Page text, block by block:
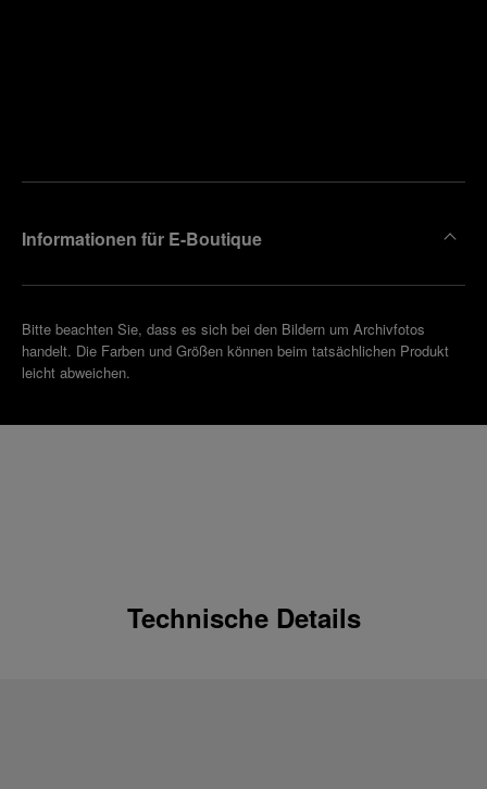
Informationen für E-Boutique
Bitte beachten Sie, dass es sich bei den Bildern um Archivfotos
handelt. Die Farben und Größen können beim tatsächlichen Produkt
leicht abweichen.
Technische Details